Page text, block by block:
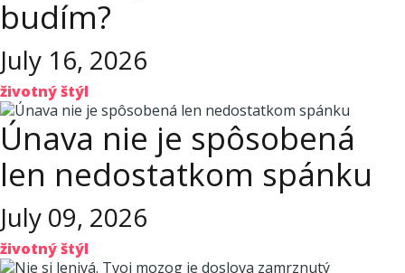
budím?
July 16, 2026
životný štýl
Únava nie je spôsobená
len nedostatkom spánku
July 09, 2026
životný štýl